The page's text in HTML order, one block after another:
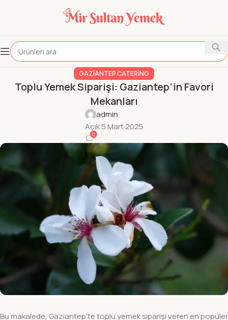
GAZIANTEP CATERING
Toplu Yemek Siparişi: Gaziantep’in Favori
Mekanları
admin
Açık 5 Mart 2025
0
Bu makalede, Gaziantep’te toplu yemek siparişi veren en popüler